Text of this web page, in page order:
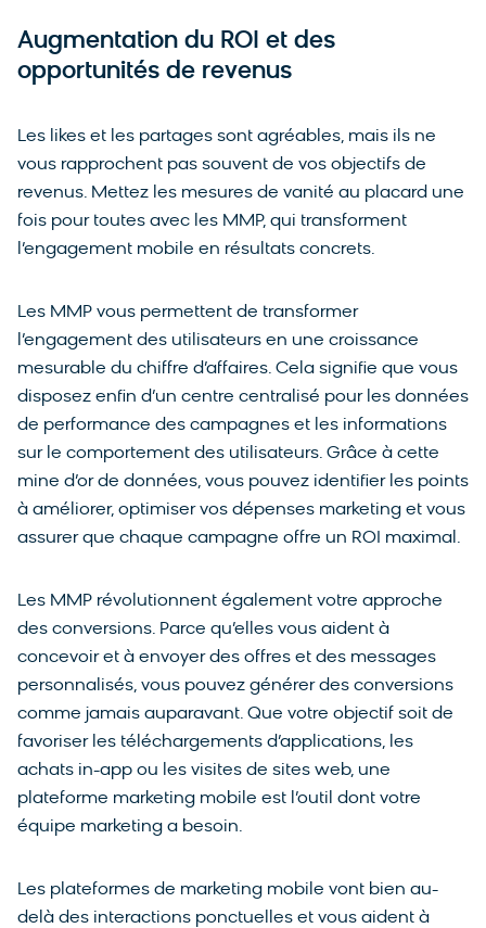
Augmentation du ROI et des
opportunités de revenus
Les likes et les partages sont agréables, mais ils ne
vous rapprochent pas souvent de vos objectifs de
revenus. Mettez les mesures de vanité au placard une
fois pour toutes avec les MMP, qui transforment
l’engagement mobile en résultats concrets.
Les MMP vous permettent de transformer
l’engagement des utilisateurs en une croissance
mesurable du chiffre d’affaires. Cela signifie que vous
disposez enfin d’un centre centralisé pour les données
de performance des campagnes et les informations
sur le comportement des utilisateurs. Grâce à cette
mine d’or de données, vous pouvez identifier les points
à améliorer, optimiser vos dépenses marketing et vous
assurer que chaque campagne offre un ROI maximal.
Les MMP révolutionnent également votre approche
des conversions. Parce qu’elles vous aident à
concevoir et à envoyer des offres et des messages
personnalisés, vous pouvez générer des conversions
comme jamais auparavant. Que votre objectif soit de
favoriser les téléchargements d’applications, les
achats in-app ou les visites de sites web, une
plateforme marketing mobile est l’outil dont votre
équipe marketing a besoin.
Les plateformes de marketing mobile vont bien au-
delà des interactions ponctuelles et vous aident à